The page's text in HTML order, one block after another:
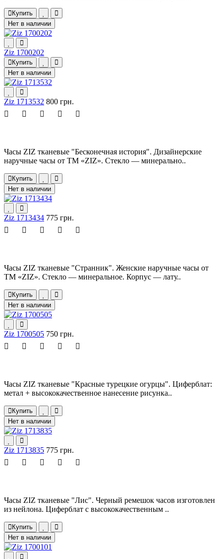
Купить
Нет в наличии
Ziz 1700202
Купить
Нет в наличии
Ziz 1713532 800 грн.
Часы ZIZ тканевые "Бесконечная история". Дизайнерские
наручные часы от ТМ «ZIZ». Стекло — минерально..
Купить
Нет в наличии
Ziz 1713434 775 грн.
Часы ZIZ тканевые "Cтранник". Женские наручные часы от
ТМ «ZIZ». Стекло — минеральное. Корпус — лату..
Купить
Нет в наличии
Ziz 1700505 750 грн.
Часы ZIZ тканевые "Красные турецкие огурцы". Циферблат:
метал + высококачественное нанесение рисунка..
Купить
Нет в наличии
Ziz 1713835 775 грн.
Часы ZIZ тканевые "Лис". Черный ремешок часов изготовлен
из нейлона. Циферблат с высококачественным ..
Купить
Нет в наличии